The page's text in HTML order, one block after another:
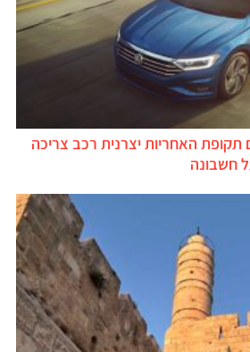
האחריות יצרנית רכב צריכה
חשבונה